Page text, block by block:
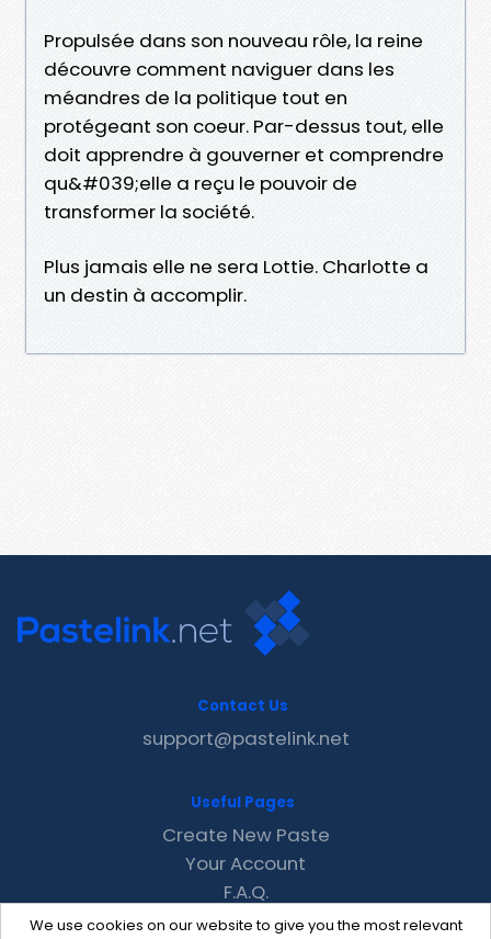
Propulsée dans son nouveau rôle, la reine
découvre comment naviguer dans les
méandres de la politique tout en
protégeant son coeur. Par-dessus tout, elle
doit apprendre à gouverner et comprendre
qu&#039;elle a reçu le pouvoir de
transformer la société.
Plus jamais elle ne sera Lottie. Charlotte a
un destin à accomplir.
We use cookies on our website to give you the most relevant
Contact Us
support@pastelink.net
Useful Pages
Create New Paste
Your Account
F.A.Q.
Recent